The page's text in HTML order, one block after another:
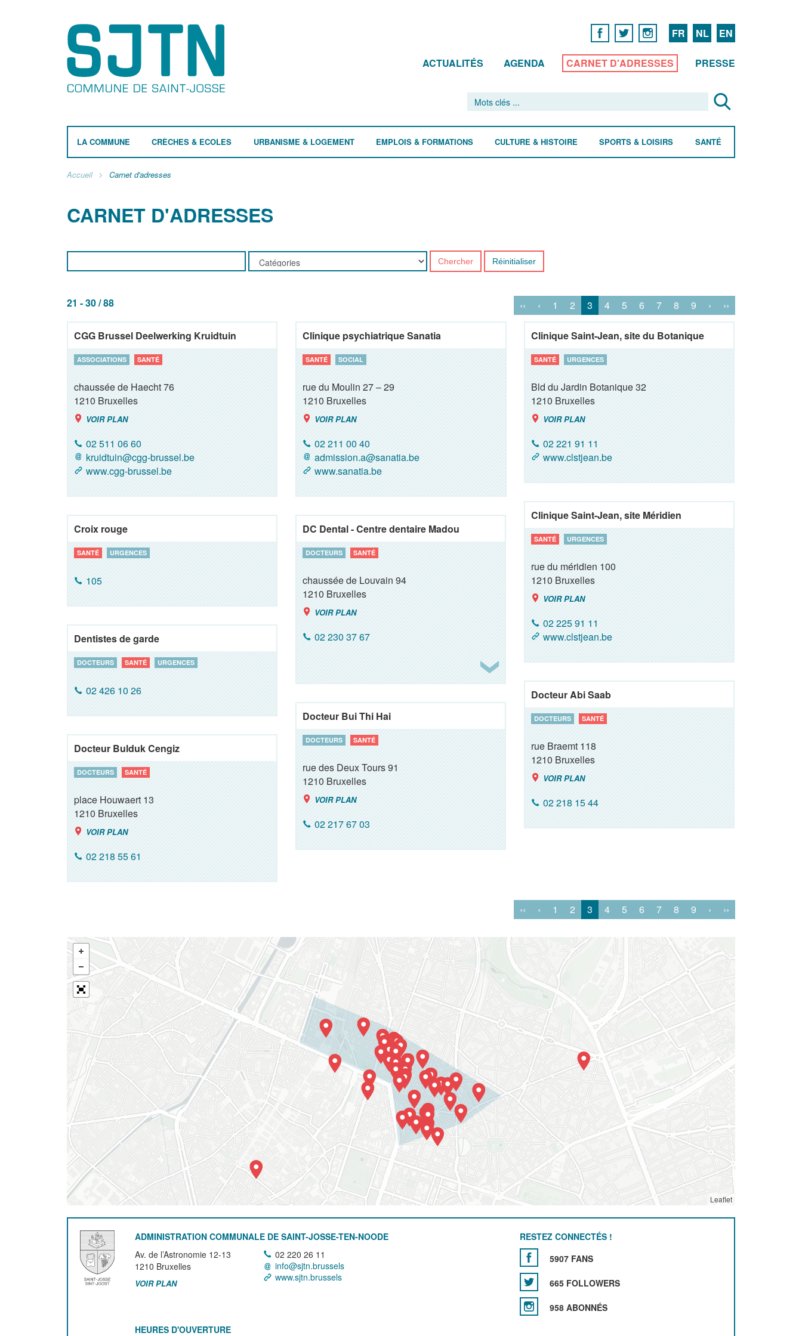
FR NL EN
ACTUALITÉS AGENDA CARNET D'ADRESSES PRESSE
LA COMMUNE CRÈCHES & ECOLES URBANISME & LOGEMENT EMPLOIS & FORMATIONS CULTURE & HISTOIRE SPORTS & LOISIRS SANTÉ
Accueil Carnet d'adresses
CARNET D'ADRESSES
Chercher Réinitialiser
21 - 30 / 88 ‹‹ ‹ 1 2 3 4 5 6 7 8 9 › ››
CGG Brussel Deelwerking Kruidtuin
ASSOCIATIONS SANTÉ
chaussée de Haecht 76
1210Bruxelles
VOIR PLAN
02 511 06 60
kruidtuin@cgg-brussel.be
www.cgg-brussel.be
Clinique psychiatrique Sanatia
SANTÉ SOCIAL
rue du Moulin 27 – 29
1210Bruxelles
VOIR PLAN
02 211 00 40
admission.a@sanatia.be
www.sanatia.be
Clinique Saint-Jean, site du Botanique
SANTÉ URGENCES
Bld du Jardin Botanique 32
1210Bruxelles
VOIR PLAN
02 221 91 11
www.clstjean.be
Clinique Saint-Jean, site Méridien
SANTÉ URGENCES
rue du méridien 100
1210Bruxelles
VOIR PLAN
02 225 91 11
www.clstjean.be
Croix rouge
SANTÉ URGENCES
105
DC Dental - Centre dentaire Madou
DOCTEURS SANTÉ
chaussée de Louvain 94
1210Bruxelles
VOIR PLAN
02 230 37 67
Dentistes de garde
DOCTEURS SANTÉ URGENCES
02 426 10 26 Docteur Abi Saab
DOCTEURS SANTÉ
rue Braemt 118
1210Bruxelles
VOIR PLAN
02 218 15 44
Docteur Bui Thi Hai
DOCTEURS SANTÉ
rue des Deux Tours 91
1210Bruxelles
VOIR PLAN
02 217 67 03
Docteur Bulduk Cengiz
DOCTEURS SANTÉ
place Houwaert 13
1210Bruxelles
VOIR PLAN
02 218 55 61
‹‹ ‹ 1 2 3 4 5 6 7 8 9 › ››
Leaflet
ADMINISTRATION COMMUNALE DE SAINT-JOSSE-TEN-NOODE
Av. de l’Astronomie 12-13
1210 Bruxelles
VOIR PLAN
02 220 26 11
info@sjtn.brussels
www.sjtn.brussels
HEURES D'OUVERTURE
RESTEZ CONNECTÉS !
5907 FANS
665 FOLLOWERS
958 ABONNÉS